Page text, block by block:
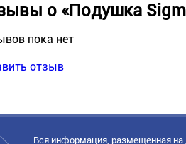
о «Подушка
пока нет
отзыв
Вся информация, размещенная на